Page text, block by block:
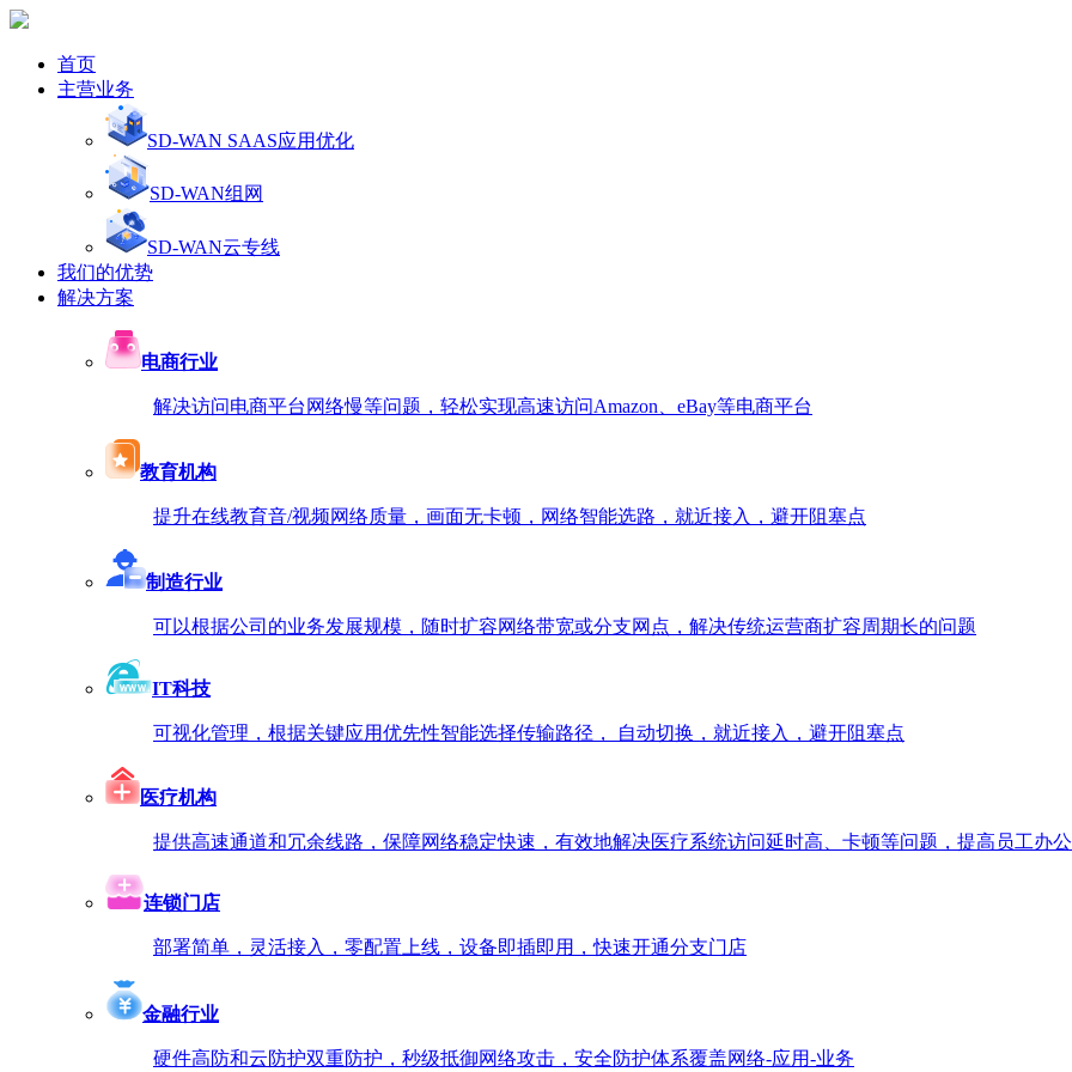
首页
主营业务
SD-WAN SAAS应用优化
SD-WAN组网
SD-WAN云专线
我们的优势
解决方案
电商行业
解决访问电商平台网络慢等问题，轻松实现高速访问Amazon、eBay等电商平台
教育机构
提升在线教育音/视频网络质量，画面无卡顿，网络智能选路，就近接入，避开阻塞点
制造行业
可以根据公司的业务发展规模，随时扩容网络带宽或分支网点，解决传统运营商扩容周期长的问题
IT科技
可视化管理，根据关键应用优先性智能选择传输路径， 自动切换，就近接入，避开阻塞点
医疗机构
提供高速通道和冗余线路，保障网络稳定快速，有效地解决医疗系统访问延时高、卡顿等问题，提高员工办
连锁门店
部署简单，灵活接入，零配置上线，设备即插即用，快速开通分支门店
金融行业
硬件高防和云防护双重防护，秒级抵御网络攻击，安全防护体系覆盖网络-应用-业务